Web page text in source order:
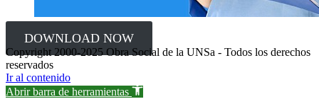
DOWNLOAD NOW
Copyright 2000-2025 Obra Social de la UNSa - Todos los derechos
reservados
Ir al contenido
Abrir barra de herramientas